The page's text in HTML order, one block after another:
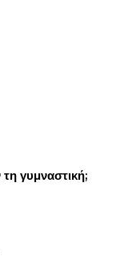
τη γυμναστική;